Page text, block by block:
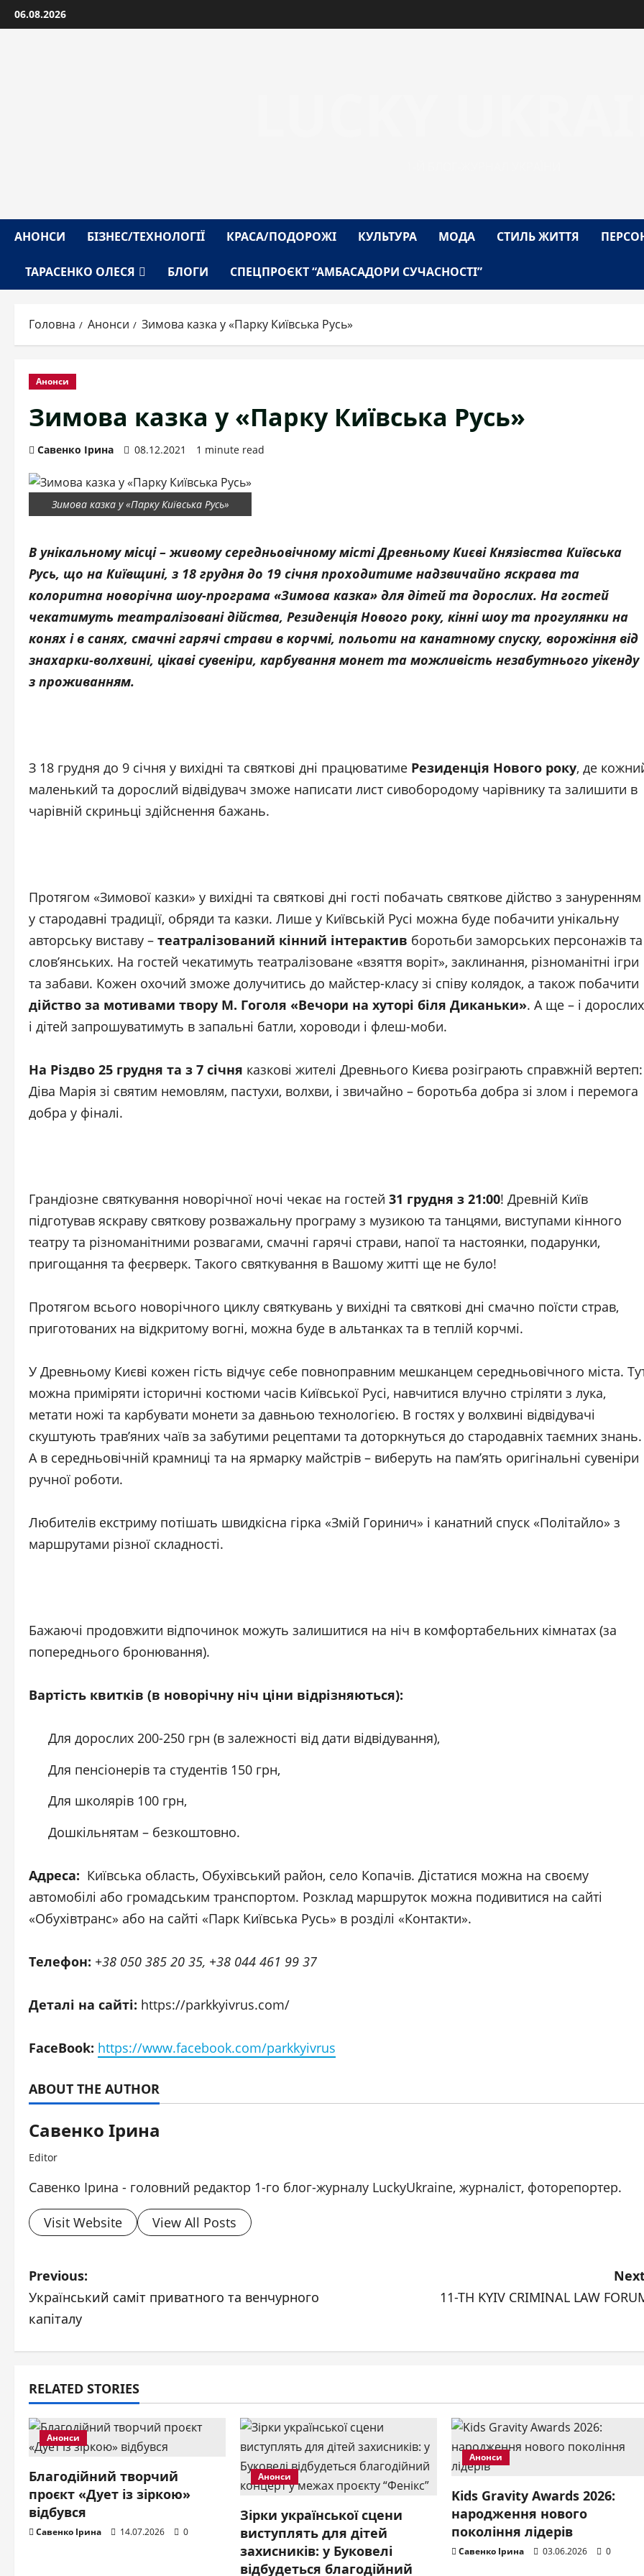
Перейти
до
06.08.2026
АНОНСИ БІЗНЕС/ТЕХНОЛОГІЇ КРАСА/ПОДОРОЖІ КУЛЬТУРА МОДА СТИЛЬ ЖИТТЯ
ТАРАСЕНКО ОЛЕСЯ БЛОГИ СПЕЦПРОЄКТ “АМБАСАДОРИ СУЧАСНОСТІ”
Головна Анонси Зимова казка у «Парку Київська Русь»
Анонси
Зимова казка у «Парку Київська Русь»
Савенко Ірина 08.12.2021 1 minute read
Зимова казка у «Парку Київська Русь»
В унікальному місці – живому середньовічному місті Древньому Києві Князівства Київська
Русь, що на Київщині, з 18 грудня до 19 січня проходитиме надзвичайно яскрава та
колоритна новорічна шоу-програма «Зимова казка» для дітей та дорослих. На гостей
чекатимуть театралізовані дійства, Резиденція Нового року, кінні шоу та прогулянки на
конях і в санях, смачні гарячі страви в корчмі, польоти на канатному спуску, ворожіння від
знахарки-волхвині, цікаві сувеніри, карбування монет та можливість незабутнього уікенду
з проживанням.
З 18 грудня до 9 січня у вихідні та святкові дні працюватиме Резиденція Нового року, де
маленький та дорослий відвідувач зможе написати лист сивобородому чарівнику та залишити в
чарівній скриньці здійснення бажань.
Протягом «Зимової казки» у вихідні та святкові дні гості побачать святкове дійство з зануренням
у стародавні традиції, обряди та казки. Лише у Київській Русі можна буде побачити унікальну
авторську виставу – театралізований кінний інтерактив боротьби заморських персонажів та
слов’янських. На гостей чекатимуть театралізоване «взяття воріт», заклинання, різноманітні ігри
та забави. Кожен охочий зможе долучитись до майстер-класу зі співу колядок, а також побачити
дійство за мотивами твору М. Гоголя «Вечори на хуторі біля Диканьки». А ще – і
і дітей запрошуватимуть в запальні батли, хороводи і флеш-моби.
На Різдво 25 грудня та з 7 січня казкові жителі Древнього Києва розіграють справжній вертеп:
Діва Марія зі святим немовлям, пастухи, волхви, і звичайно – боротьба добра зі злом і перемога
добра у фіналі.
Грандіозне святкування новорічної ночі чекає на гостей 31 грудня з 21:00! Древній Київ
підготував яскраву святкову розважальну програму з музикою та танцями, виступами кінного
театру та різноманітними розвагами, смачні гарячі страви, напої та настоянки, подарунки,
пригощання та феєрверк. Такого святкування в Вашому житті ще не було!
Протягом всього новорічного циклу святкувань у вихідні та святкові дні смачно поїсти страв,
приготованих на відкритому вогні, можна буде в альтанках та в теплій корчмі.
У Древньому Києві кожен гість відчує себе повноправним мешканцем середньовічного міста.
можна приміряти історичні костюми часів Київської Русі, навчитися влучно стріляти з лука,
метати ножі та карбувати монети за давньою технологією. В гостях у волхвині відвідувачі
скуштують трав’яних чаїв за забутими рецептами та доторкнуться до стародавніх таємних знань.
А в середньовічній крамниці та на ярмарку майстрів – виберуть на пам’ять оригінальні сувеніри
ручної роботи.
Любителів екстриму потішать швидкісна гірка «Змій Горинич» і канатний спуск «Політайло» з
маршрутами різної складності.
Бажаючі продовжити відпочинок можуть залишитися на ніч в комфортабельних кімнатах (за
попереднього бронювання).
Вартість квитків (в новорічну ніч ціни відрізняються):
Для дорослих 200-250 грн (в залежності від дати відвідування),
Для пенсіонерів та студентів 150 грн,
Для школярів 100 грн,
Дошкільнятам – безкоштовно.
Адреса: Київська область, Обухівський район, село Копачів. Дістатися можна на своєму
автомобілі або громадським транспортом. Розклад маршруток можна подивитися на сайті
«Обухівтранс» або на сайті «Парк Київська Русь» в розділі «Контакти».
Телефон: +38 050 385 20 35, +38 044 461 99 37
Деталі на сайті: https://parkkyivrus.com/
FaceBook: https://www.facebook.com/parkkyivrus
ABOUT THE AUTHOR
Савенко Ірина
Editor
Савенко Ірина - головний редактор 1-го блог-журналу LuckyUkraine, журналіст, фоторепортер.
Visit Website View All Posts
P
o
n
a
v
i
g
Previous:
Український саміт приватного та венчурного
капіталу
11-TH KYIV CRIMINAL LAW
RELATED STORIES
Анонси
Благодійний творчий
проєкт «Дует із зіркою»
відбувся
Савенко Ірина 14.07.2026 0
Анонси
Зірки української сцени
виступлять для дітей
захисників: у Буковелі
відбудеться благодійний
Анонси
Kids Gravity Awards 2026:
народження нового
покоління лідерів
Савенко Ірина 03.06.2026 0